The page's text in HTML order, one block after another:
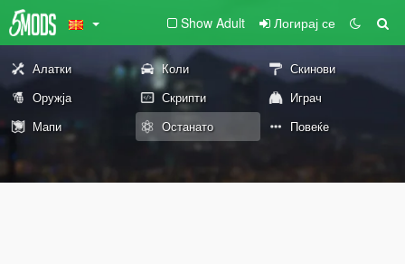
Show Adult Логирај се
Алатки Коли
Скинови
Оружја
Скрипти
Играч
Мапи
Останато Повеќе